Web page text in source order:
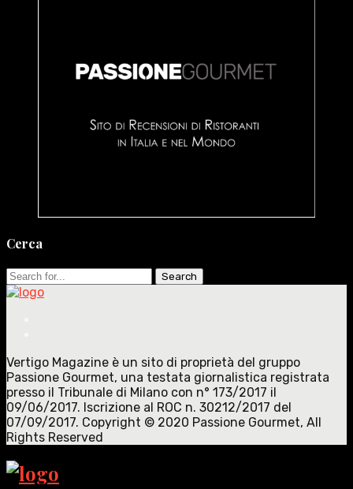
Cerca
Search
for:
Vertigo Magazine è un sito di proprietà del gruppo
Passione Gourmet, una testata giornalistica registrata
presso il Tribunale di Milano con n° 173/2017 il
09/06/2017. Iscrizione al ROC n. 30212/2017 del
07/09/2017. Copyright © 2020 Passione Gourmet, All
Rights Reserved